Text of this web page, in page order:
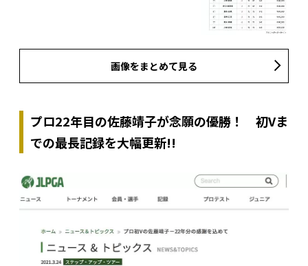
画像をまとめて見る
プロ22年目の佐藤靖子が念願の優勝！ 初Vま
での最長記録を大幅更新!!